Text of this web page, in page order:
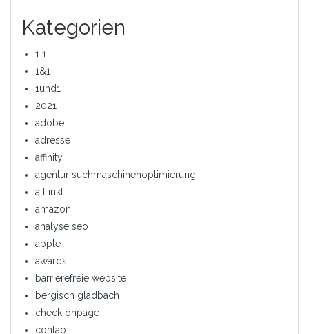
Kategorien
1 1
1&1
1und1
2021
adobe
adresse
affinity
agentur suchmaschinenoptimierung
all inkl
amazon
analyse seo
apple
awards
barrierefreie website
bergisch gladbach
check onpage
contao